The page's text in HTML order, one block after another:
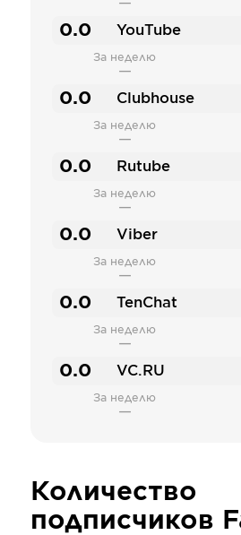
—
0.0 YouTube
За неделю
—
0.0 Clubhouse
За неделю
—
0.0 Rutube
За неделю
—
0.0 Viber
За неделю
—
0.0 TenChat
За неделю
—
0.0 VC.RU
За неделю
—
Количество
подписчиков